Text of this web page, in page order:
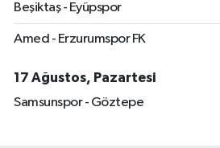
Beşiktaş - Eyüpspor
Amed - Erzurumspor FK
17 Ağustos, Pazartesi
Samsunspor - Göztepe